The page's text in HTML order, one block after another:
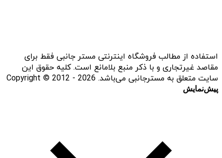
استفاده از مطالب فروشگاه اینترنتی مستر جانبی فقط برای
مقاصد غیرتجاری و با ذکر منبع بلامانع است. کلیه حقوق این
سایت متعلق به مسترجانبی می‌باشد. Copyright © 2012 - 2026
پیش‌نمایش